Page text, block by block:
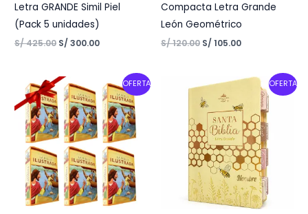
Letra GRANDE Simil Piel
(Pack 5 unidades)
S/425.00 S/ 300.00
Compacta Letra Grande
León Geométrico
S/120.00 S/ 105.00
OFERTA
Original
price
was:
S/ 330.00.
Current
price
is:
S/ 240.00.
OFERTA
Original
price
was:
S/ 186.00.
Current
price
is:
S/ 150.00.